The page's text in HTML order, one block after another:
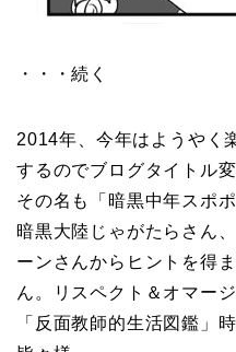
・・・続く
2014年、今年はようやく
するのでブログタイトル変
その名も「暗黒中年スポ
暗黒大陸じゃがたらさん
ーンさんからヒントを得
ん。リスペクト＆オマージ
「反面教師的生活図鑑」